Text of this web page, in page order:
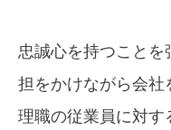
忠誠心を持つことを
担をかけながら会社
理職の従業員に対す